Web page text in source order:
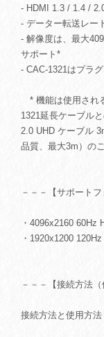
- HDMI 1.3 / 1.4 /
- データー転送レー
- 解像度は、最大
サポート*
- CAC-1321はプラ
* 機能は使用され
1321延長ケーブル
2.0 UHD ケーブル
品質、最大3m）の
－－－【サポート
・4096x2160 60Hz
・1920x1200
－－－【接続方法
接続方法と使用方法